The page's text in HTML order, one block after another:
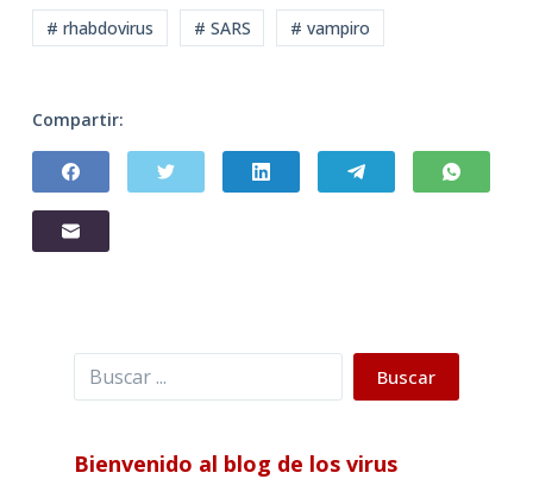
# rhabdovirus # SARS # vampiro
Compartir:
Buscar Buscar
Bienvenido al blog de los virus